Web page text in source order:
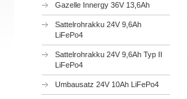
Gazelle Innergy 36V 13,6Ah
Sattelrohrakku 24V 9,6Ah
LiFePo4
Sattelrohrakku 24V 9,6Ah Typ II
LiFePo4
Umbausatz 24V 10Ah LiFePo4